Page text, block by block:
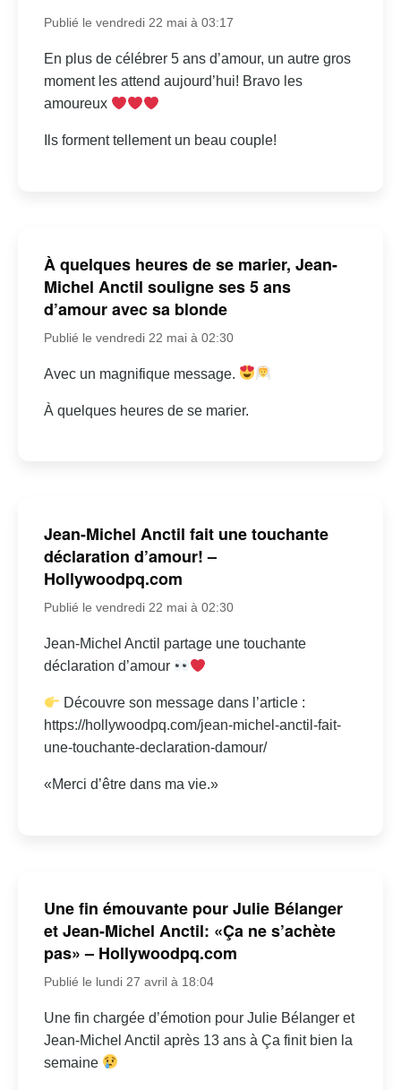
Publié le vendredi 22 mai à 03:17
En plus de célébrer 5 ans d’amour, un autre gros
moment les attend aujourd’hui! Bravo les
amoureux
Ils forment tellement un beau couple!
À quelques heures de se marier, Jean-
Michel Anctil souligne ses 5 ans
d’amour avec sa blonde
Publié le vendredi 22 mai à 02:30
Avec un magnifique message.
À quelques heures de se marier.
Jean-Michel Anctil fait une touchante
déclaration d’amour! –
Hollywoodpq.com
Publié le vendredi 22 mai à 02:30
Jean-Michel Anctil partage une touchante
déclaration d’amour
Découvre son message dans l’article :
https://hollywoodpq.com/jean-michel-anctil-fait-
une-touchante-declaration-damour/
«Merci d’être dans ma vie.»
Une fin émouvante pour Julie Bélanger
et Jean-Michel Anctil: «Ça ne s’achète
pas» – Hollywoodpq.com
Publié le lundi 27 avril à 18:04
Une fin chargée d’émotion pour Julie Bélanger et
Jean-Michel Anctil après 13 ans à Ça finit bien la
semaine